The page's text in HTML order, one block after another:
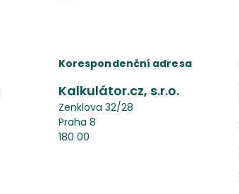
Korespondenční adresa
Kalkulátor.cz, s.r.o.
Zenklova 32/28
Praha 8
180 00